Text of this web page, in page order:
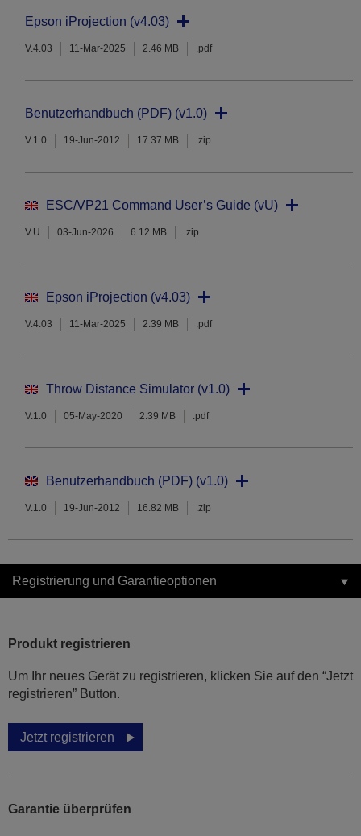
Epson iProjection (v4.03)
V.4.03 11-Mar-2025 2.46 MB .pdf
Benutzerhandbuch (PDF) (v1.0)
V.1.0 19-Jun-2012 17.37 MB .zip
ESC/VP21 Command User’s Guide (vU)
V.U 03-Jun-2026 6.12 MB .zip
Epson iProjection (v4.03)
V.4.03 11-Mar-2025 2.39 MB .pdf
Throw Distance Simulator (v1.0)
V.1.0 05-May-2020 2.39 MB .pdf
Benutzerhandbuch (PDF) (v1.0)
V.1.0 19-Jun-2012 16.82 MB .zip
Registrierung und Garantieoptionen
Produkt registrieren
Um Ihr neues Gerät zu registrieren, klicken Sie auf den “Jetzt
registrieren” Button.
Jetzt registrieren
Garantie überprüfen